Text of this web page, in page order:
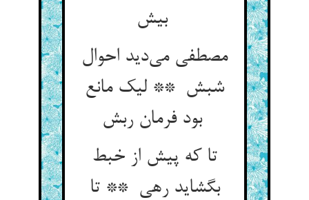
بیش
مصطفی می‌دید احوال
شبش ** لیک مانع
بود فرمان ربش
تا که پیش از خبط
بگشاید رهی ** تا